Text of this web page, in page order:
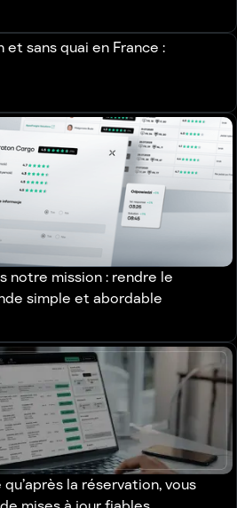
et sans quai en France :
notre mission : rendre le
simple et abordable
qu’après la réservation, vous